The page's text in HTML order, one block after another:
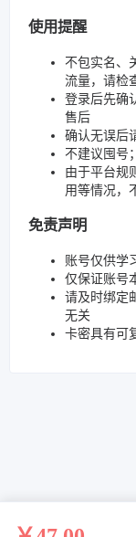
使用提醒
不包实名、
流量，请检
登录后先确
售后
确认无误后
不建议囤号
由于平台规
用等情况，
免责声明
账号仅供学
仅保证账号
请及时绑定
无关
卡密具有可